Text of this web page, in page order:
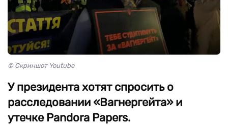
© Скриншот Youtube
У президента хотят спросить о
расследовании «Вагнергейта» и
утечке Pandora Papers.